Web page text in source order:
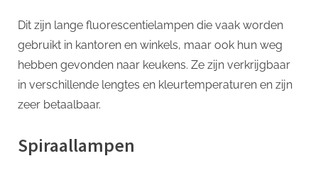
Dit zijn lange fluorescentielampen die vaak worden
gebruikt in kantoren en winkels, maar ook hun weg
hebben gevonden naar keukens. Ze zijn verkrijgbaar
in verschillende lengtes en kleurtemperaturen en zijn
zeer betaalbaar.
Spiraallampen